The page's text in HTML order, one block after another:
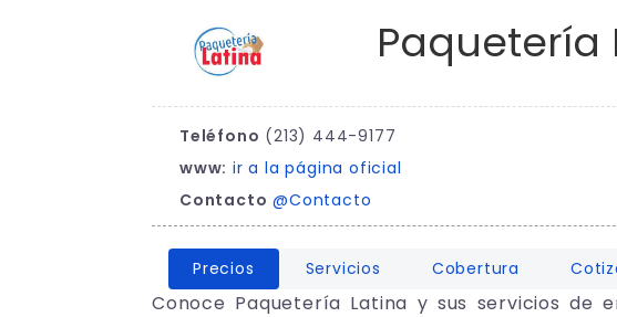
Paquetería
Teléfono (213) 444-9177
www: ir a la página oficial
Contacto @Contacto
Precios Servicios Cobertura
Conoce Paquetería Latina y sus servicios de